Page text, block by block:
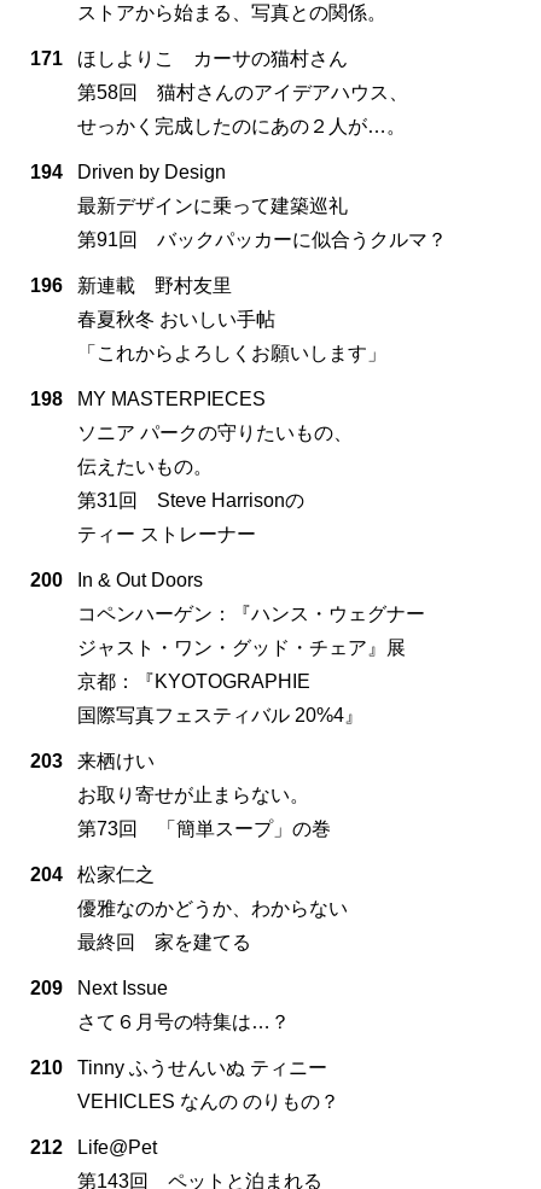
ストアから始まる、写真との関係。
171
ほしよりこ カーサの猫村さん
第58回 猫村さんのアイデアハウス、
せっかく完成したのにあの２人が…。
194
Driven by Design
最新デザインに乗って建築巡礼
第91回 バックパッカーに似合うクルマ？
196
新連載 野村友里
春夏秋冬 おいしい手帖
「これからよろしくお願いします」
198
MY MASTERPIECES
ソニア パークの守りたいもの、
伝えたいもの。
第31回 Steve Harrisonの
ティー ストレーナー
200
In & Out Doors
コペンハーゲン：『ハンス・ウェグナー
ジャスト・ワン・グッド・チェア』展
京都：『KYOTOGRAPHIE
国際写真フェスティバル 20%4』
203
来栖けい
お取り寄せが止まらない。
第73回 「簡単スープ」の巻
204
松家仁之
優雅なのかどうか、わからない
最終回 家を建てる
209
Next Issue
さて６月号の特集は…？
210
Tinny ふうせんいぬ ティニー
VEHICLES なんの のりもの？
212
Life@Pet
第143回 ペットと泊まれる